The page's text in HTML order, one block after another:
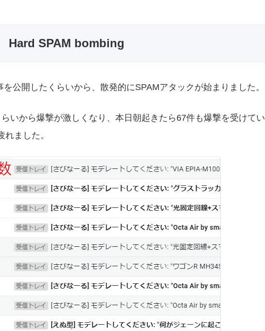
Hard SPAM bombing
を公開したくらいから、散発的にSPAMアタックが始まりました。
いから爆撃が激しくなり、本日朝起きたら67件も爆撃を受けてい
ました。